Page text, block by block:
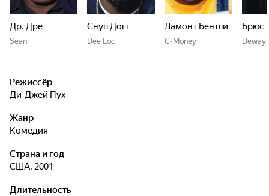
Др. Дре
Sean
Снуп Догг
Dee Loc
Ламонт Бентли
C-Money
Брюс
Режиссёр
Ди-Джей Пух
Жанр
комедия
Страна и год
США, 2001
Длительность